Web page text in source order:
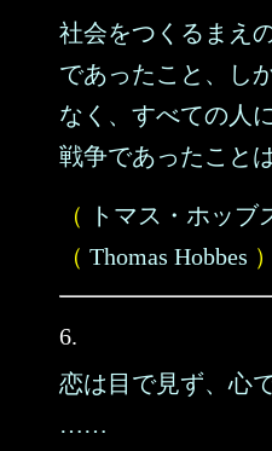
社会をつくるまえ
であったこと、し
なく、すべての人
戦争であったこと
（ トマス・ホッブ
（ Thomas Hobbes ）
6.
恋は目で見ず、心
……